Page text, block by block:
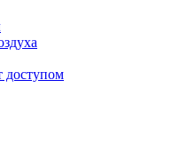
доступом